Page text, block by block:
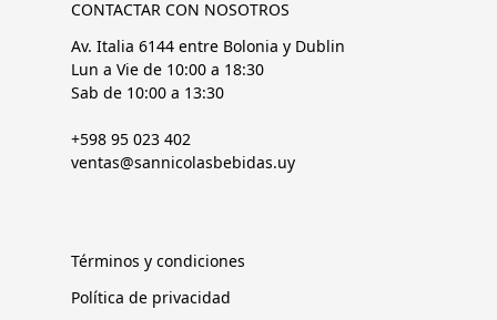
CONTACTAR CON NOSOTROS
Av. Italia 6144 entre Bolonia y Dublin
Lun a Vie de 10:00 a 18:30
Sab de 10:00 a 13:30
+598 95 023 402
ventas@sannicolasbebidas.uy
Términos y condiciones
Política de privacidad